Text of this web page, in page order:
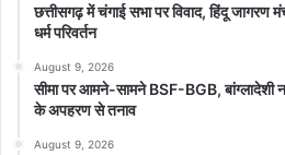
छत्तीसगढ़ में चंगाई सभा पर विवाद, हिंदू जागरण
धर्म परिवर्तन
August 9, 2026
सीमा पर आमने-सामने BSF-BGB, बांग्लादेशी
के अपहरण से तनाव
August 9, 2026